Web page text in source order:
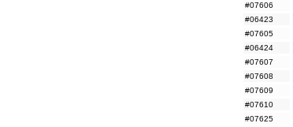
#07606
#06423
#07605
#06424
#07607
#07608
#07609
#07610
#07625